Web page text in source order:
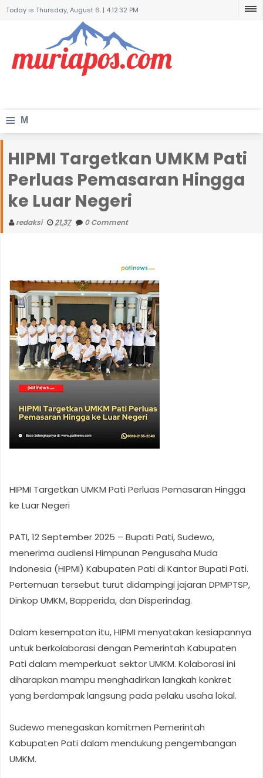
Today is Thursday, August 6. | 4:12:32 PM
≡ M
n
u
HIPMI Targetkan UMKM Pati
Perluas Pemasaran Hingga
ke Luar Negeri
redaksi 21.37 0 Comment
HIPMI Targetkan UMKM Pati Perluas Pemasaran Hingga
ke Luar Negeri
PATI, 12 September 2025 – Bupati Pati, Sudewo,
menerima audiensi Himpunan Pengusaha Muda
Indonesia (HIPMI) Kabupaten Pati di Kantor Bupati Pati.
Pertemuan tersebut turut didampingi jajaran DPMPTSP,
Dinkop UMKM, Bapperida, dan Disperindag.
Dalam kesempatan itu, HIPMI menyatakan kesiapannya
untuk berkolaborasi dengan Pemerintah Kabupaten
Pati dalam memperkuat sektor UMKM. Kolaborasi ini
diharapkan mampu menghadirkan langkah konkret
yang berdampak langsung pada pelaku usaha lokal.
Sudewo menegaskan komitmen Pemerintah
Kabupaten Pati dalam mendukung pengembangan
UMKM.